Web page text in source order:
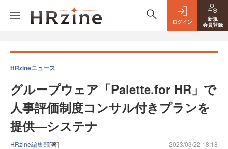
ログイン
新規
会員登録
HRzineニュース
グループウェア「Palette.for HR」で
人事評価制度コンサル付きプランを
提供―システナ
HRzine編集部[著] 2023/03/22 18:18